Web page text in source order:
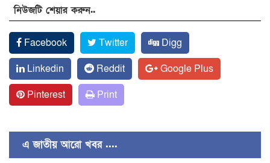
নিউজটি শেয়ার করুন..
Facebook Twitter
Digg
Linkedin
Reddit
Google Plus
Pinterest
Print
এ জাতীয় আরো খবর ....